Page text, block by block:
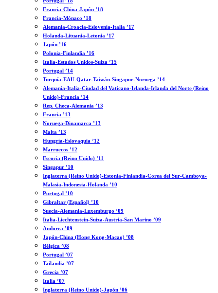
Francia-China-Japón ’18
Francia-Mónaco ’18
Alemania-Croacia-Eslovenia-Italia ’17
Holanda-Lituania-Letonia ’17
Japón ’16
Polonia-Finlandia ’16
Italia-Estados Unidos-Suiza ’15
Portugal ’14
Turquía-EAU-Qatar-Taiwán-Singapur-Noruega ’14
Alemania-Italia-Ciudad del Vaticano-Irlanda-Irlanda del Norte (Reino
Unido)-Francia ’14
Rep. Checa-Alemania ’13
Francia ’13
Noruega-Dinamarca ’13
Malta ’13
Hungría-Eslovaquia ’12
Marruecos ’12
Escocia (Reino Unido) ’11
Singapur ’10
Inglaterra (Reino Unido)-Estonia-Finlandia-Corea del Sur-Camboya-
Malasia-Indonesia-Holanda ’10
Portugal ’10
Gibraltar (Español) ’10
Suecia-Alemania-Luxemburgo ’09
Italia-Liechtenstein-Suiza-Austria-San Marino ’09
Andorra ’09
Japón-China (Hong Kong-Macao) ’08
Bélgica ’08
Portugal ’07
Tailandia ’07
Grecia ’07
Italia ’07
Inglaterra (Reino Unido)-Japón ’06